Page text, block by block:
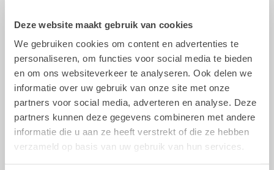
Deze website maakt gebruik van cookies
We gebruiken cookies om content en advertenties te
personaliseren, om functies voor social media te bieden
en om ons websiteverkeer te analyseren. Ook delen we
informatie over uw gebruik van onze site met onze
partners voor social media, adverteren en analyse. Deze
partners kunnen deze gegevens combineren met andere
informatie die u aan ze heeft verstrekt of die ze hebben
verzameld op basis van uw gebruik van hun services.
Tiltrotator 4-7ton Tiltrotator